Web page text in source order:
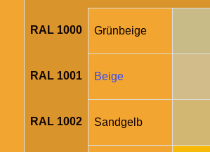
RAL 1000 Grünbeige
RAL 1001 Beige
RAL 1002 Sandgelb